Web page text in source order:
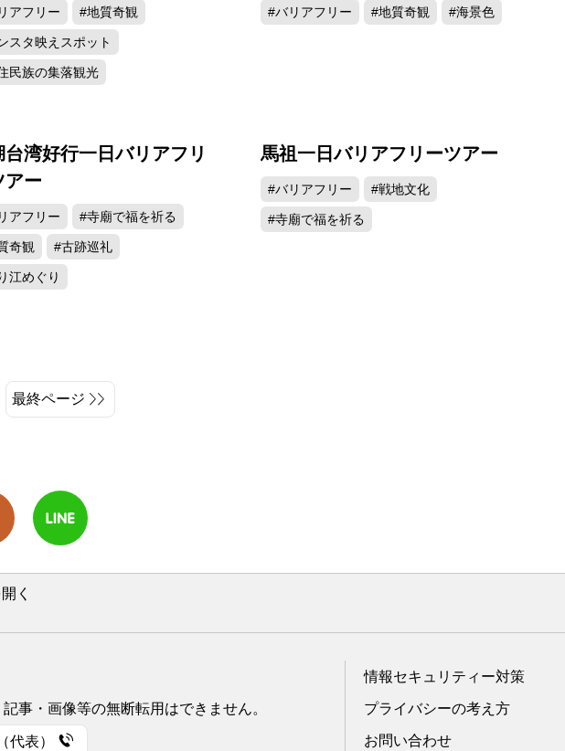
アフリー #地質奇観
スタ映えスポット
民族の集落観光
#バリアフリー #地質奇観 #海景色
台湾好行一日バリアフリ
アー
アフリー #寺廟で福を祈る
奇観 #古跡巡礼
江めぐり
馬祖一日バリアフリーツアー
#バリアフリー #戦地文化
#寺廟で福を祈る
最終ページ
く
事・画像等の無断転用はできません。
代表）
情報セキュリティー対策
プライバシーの考え方
お問い合わせ